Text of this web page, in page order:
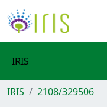
IRIS
IRIS 2108/329506